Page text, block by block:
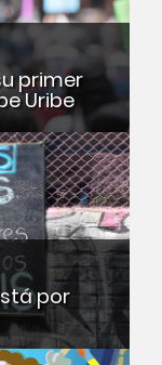
primer
Uribe
por